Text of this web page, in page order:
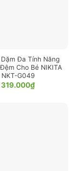
Dặm Đa Tính Năng
Cho Bé NIKITA
NKT-G049
319.000₫